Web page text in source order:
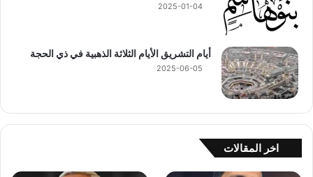
2025-01-04
أيام التشريق الأيام الثلاثة الذهبية في ذي الحجة
2025-06-05
اخر المقالات